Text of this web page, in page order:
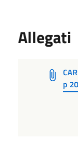
Allegati
p